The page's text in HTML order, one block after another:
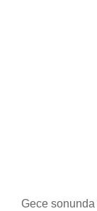
Gece